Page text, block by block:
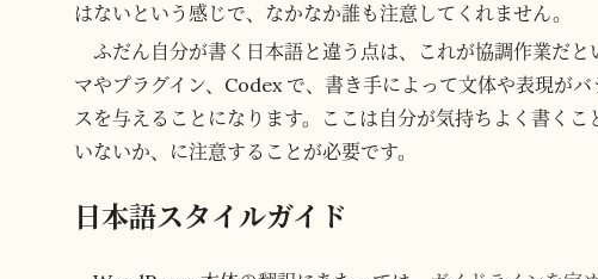
はないという感じで、なかなか誰も注意してくれません。
ふだん自分が書く日本語と違う点は、これが協調作業だ
マやプラグイン、Codex で、書き手によって文体や表現が
スを与えることになります。ここは自分が気持ちよく書く
いないか、に注意することが必要です。
日本語スタイルガイド